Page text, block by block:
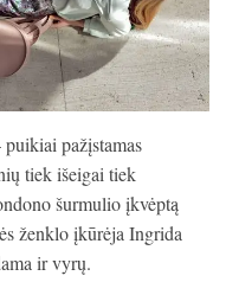
pažįstamas
tiek išeigai tiek
šurmulio įkvėptą
ženklo įkūrėja Ingrida
ir vyrų.